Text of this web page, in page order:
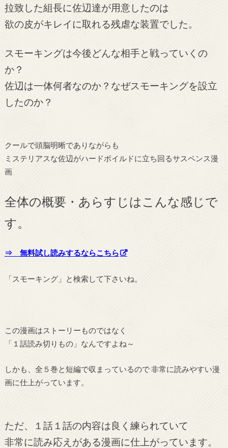
拉致した組長に佐辺達が用意したのは
欲の皮がキレイに取れる残虐な装置でした。
スモーキングは今後どんな相手と戦っていくの
か？
佐辺は一体何者なのか？なぜスモーキングを設立
したのか？
クールで頭脳明晰でありながらも
ミステリアスな佐辺がハードボイルドに立ち回るサスペンス漫
画
全体の概要・あらすじはこんな感じで
す。
⇒ 無料試し読みするならこちら
「スモーキング」と検索して下さいね。
この漫画はストーリーものではなく
「１話読み切りもの」なんですよね～
しかも、全５巻と短編で収まっているので 非常に読みやすい漫
画に仕上がっています。
ただ、１話１話の内容は良く練られていて
非常に読み応えがある漫画に仕上がっています。